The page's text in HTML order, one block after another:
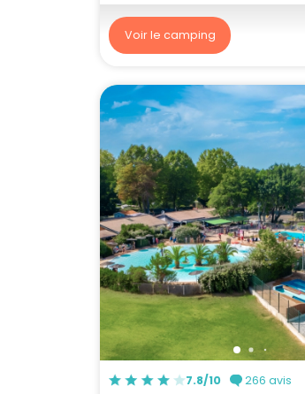
Voir le camping
7.8/10 266 avis